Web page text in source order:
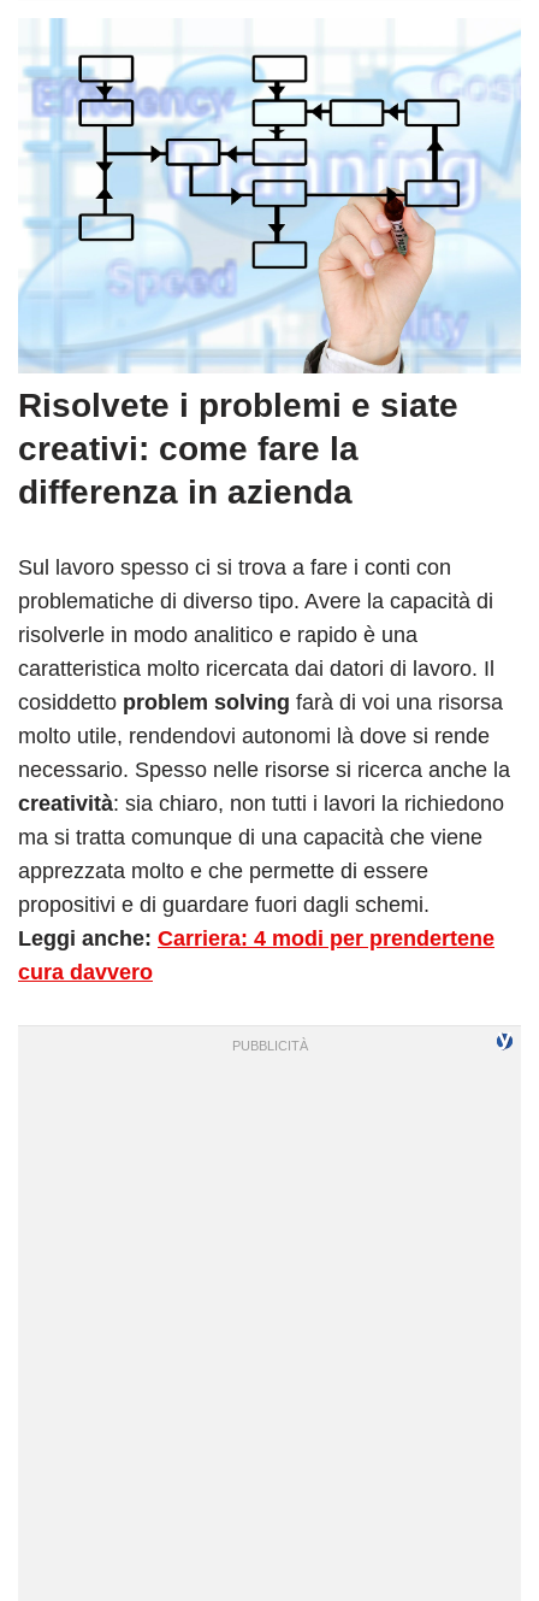
Risolvete i problemi e siate
creativi: come fare la
differenza in azienda
Sul lavoro spesso ci si trova a fare i conti con
problematiche di diverso tipo. Avere la capacità di
risolverle in modo analitico e rapido è una
caratteristica molto ricercata dai datori di lavoro. Il
cosiddetto problem solving farà di voi una risorsa
molto utile, rendendovi autonomi là dove si rende
necessario. Spesso nelle risorse si ricerca anche la
creatività: sia chiaro, non tutti i lavori la richiedono
ma si tratta comunque di una capacità che viene
apprezzata molto e che permette di essere
propositivi e di guardare fuori dagli schemi.
Leggi anche: Carriera: 4 modi per prendertene
cura davvero